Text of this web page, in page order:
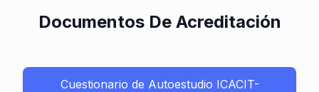
Documentos De Acreditación
Cuestionario de Autoestudio ICACIT-